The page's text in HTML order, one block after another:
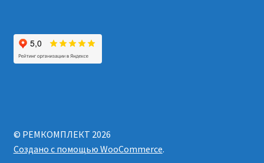
© РЕМКОМПЛЕКТ 2026
Создано с помощью WooCommerce.